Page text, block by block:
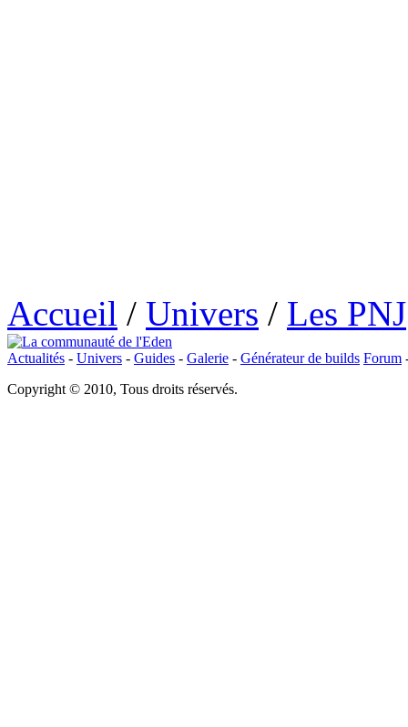
Accueil / Univers / Les PNJ
Actualités - Univers - Guides - Galerie - Générateur de builds Forum
Copyright © 2010, Tous droits réservés.